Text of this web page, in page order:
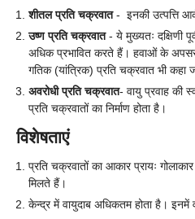
शीतल प्रति चक्रवात- इनकी उत्पत्ति
उष्ण प्रति चक्रवात- ये मुख्यतः दक्षिणी
अधिक प्रभावित करते हैं। हवाओं के
गतिक (यांत्रिक) प्रति चक्रवात भी कहा
अवरोधी प्रति चक्रवात- वायु प्रवाह की
प्रति चक्रवातों का निर्माण होता है।
विशेषताएं
प्रति चक्रवातों का आकार प्रायः
मिलते हैं।
केन्द्र में वायुदाब अधिकतम होता है। इनमें